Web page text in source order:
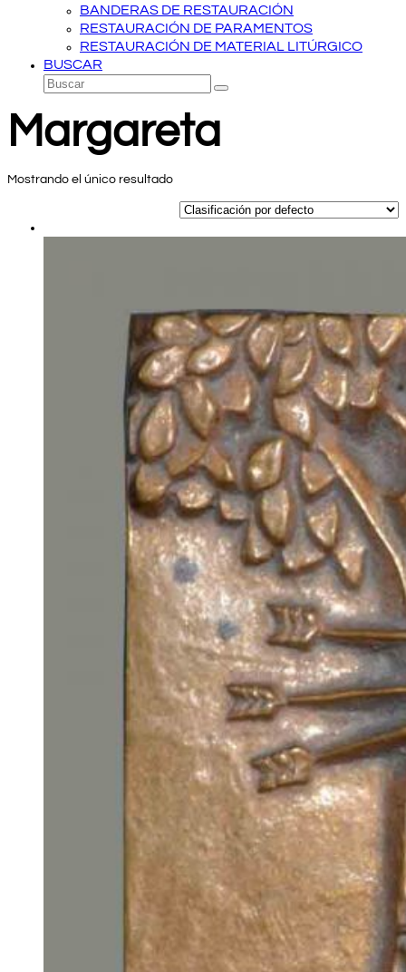
BANDERAS DE RESTAURACIÓN
RESTAURACIÓN DE PARAMENTOS
RESTAURACIÓN DE MATERIAL LITÚRGICO
BUSCAR
Buscar
Enviar
Margareta
Mostrando el único resultado